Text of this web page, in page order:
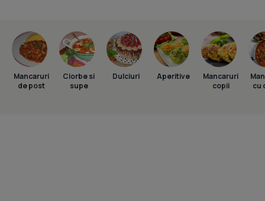
Mancaruri
de post
Ciorbe si
supe
Dulciuri Aperitive
Mancaruri
copii
cu